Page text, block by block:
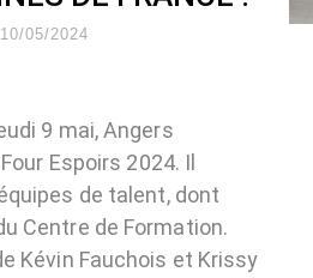
10/05/2024
9 mai, Angers
Espoirs 2024. Il
de talent, dont
Centre de Formation.
Kévin Fauchois et Krissy